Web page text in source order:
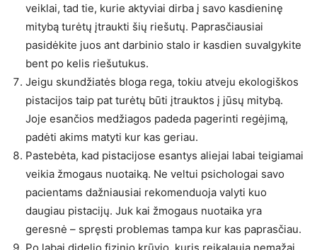
veiklai, tad tie, kurie aktyviai dirba į savo kasdieninę
mitybą turėtų įtraukti šių riešutų. Paprasčiausiai
pasidėkite juos ant darbinio stalo ir kasdien suvalgykite
bent po kelis riešutukus.
Jeigu skundžiatės bloga rega, tokiu atveju ekologiškos
pistacijos taip pat turėtų būti įtrauktos į jūsų mitybą.
Joje esančios medžiagos padeda pagerinti regėjimą,
padėti akims matyti kur kas geriau.
Pastebėta, kad pistacijose esantys aliejai labai teigiamai
veikia žmogaus nuotaiką. Ne veltui psichologai savo
pacientams dažniausiai rekomenduoja valyti kuo
daugiau pistacijų. Juk kai žmogaus nuotaika yra
geresnė – spręsti problemas tampa kur kas paprasčiau.